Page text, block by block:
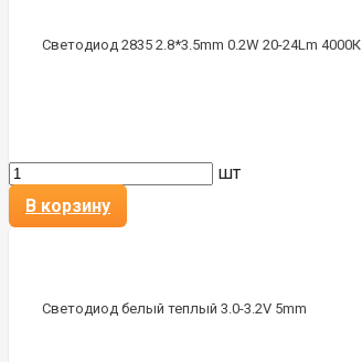
Светодиод 2835 2.8*3.5mm 0.2W 20-24Lm 4000К
шт
В корзину
Светодиод белый теплый 3.0-3.2V 5mm